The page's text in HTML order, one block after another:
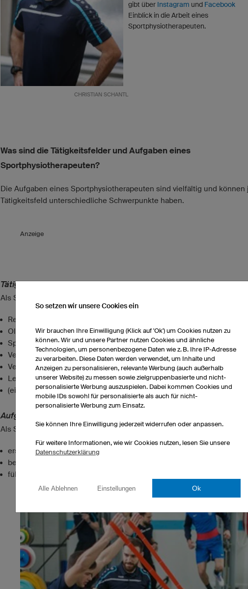
CHRISTIAN SCHANTL
gibt über Instagram und Facebook
Einblick in die Arbeit eines
Sportphysiotherapeuten.
Was sind die Tätigkeitsfelder und Aufgaben eines
Sportphysiotherapeuten?
Die Aufgaben eines Sportphysiotherapeuten sind vielfältig und können
Tätigkeitsfeld unterschiedliche Schwerpunkte haben.
Anzeige
Tätigkeitsfelder
Als Sportphysiotherapeut finden Sie hier eine Anstellung:
Rehabilitationszentren und Kliniken
Olympiastützpunkte
Sportverbände
Vereine
Versicherungen
Lehre an Hochschulen und Fortbildungszentren
(eigene) Praxis
Aufgaben
Als Sportphysiotherapeut
erstellen Sie Rehabilitations- und Trainingspläne.
begleiten Sie den Sportler auf dem Weg der Regeneration.
führen Sie wettkampfbegleitende Maßnahmen durch.
So setzen wir unsere Cookies ein
Wir brauchen Ihre Einwilligung (Klick auf 'Ok') um Cookies nutzen zu
können. Wir und unsere Partner nutzen Cookies und ähnliche
Technologien, um personenbezogene Daten wie z. B. Ihre IP-Adresse
zu verarbeiten. Diese Daten werden verwendet, um Inhalte und
Anzeigen zu personalisieren, relevante Werbung (auch außerhalb
unserer Website) zu messen sowie zielgruppenbasierte und nicht-
personalisierte Werbung auszuspielen. Dabei kommen Cookies und
mobile IDs sowohl für personalisierte als auch für nicht-
personalisierte Werbung zum Einsatz.
Sie können Ihre Einwilligung jederzeit widerrufen oder anpassen.
Für weitere Informationen, wie wir Cookies nutzen, lesen Sie unsere
Datenschutzerklärung
Alle Ablehnen Einstellungen Ok